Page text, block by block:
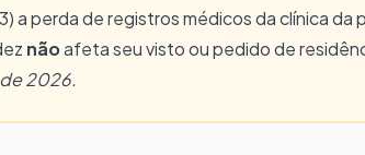
a perda de registros médicos da clínica
nãoafeta seu visto ou pedido de
2026.